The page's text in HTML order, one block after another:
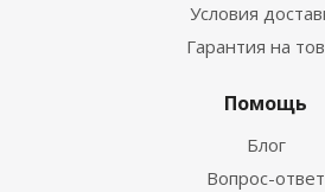
Условия
Гарантия на
Помощь
Блог
Вопрос-ответ